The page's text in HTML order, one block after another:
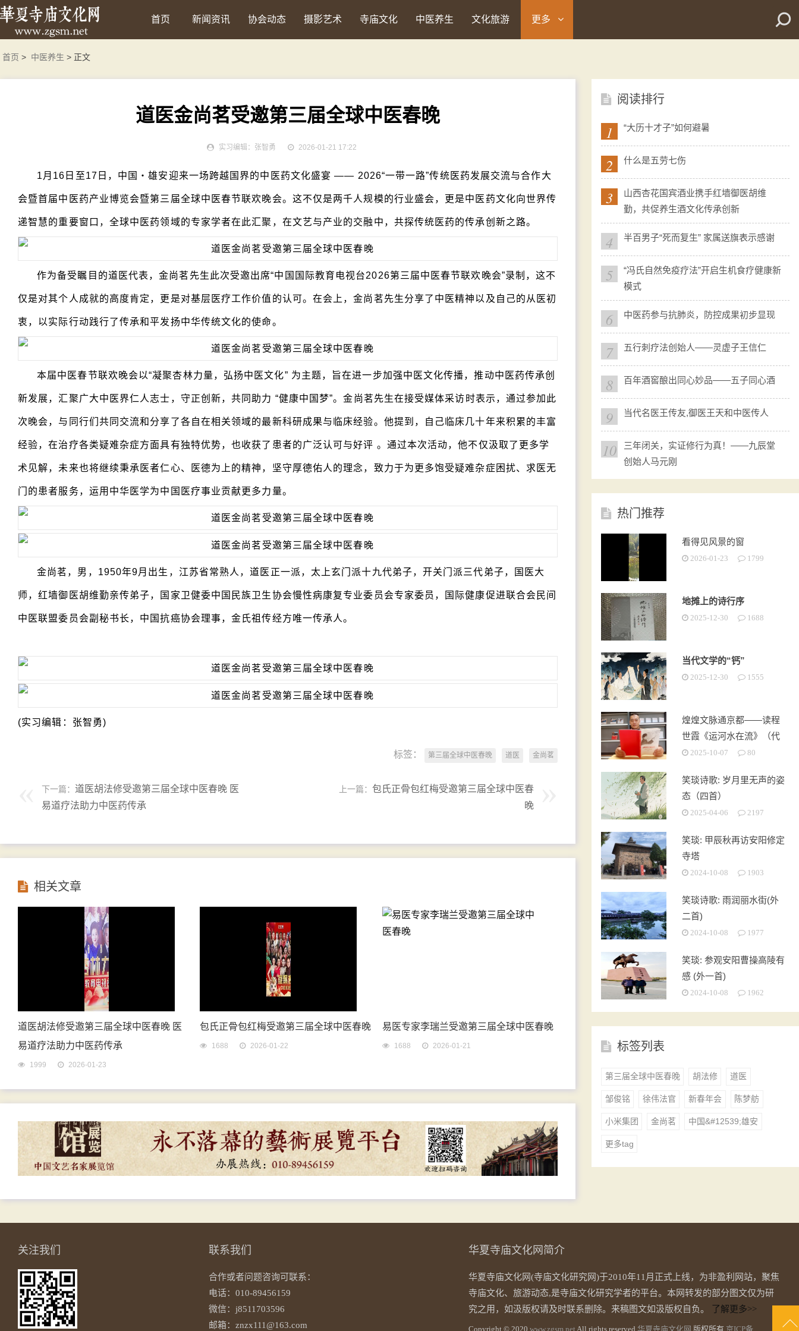
首页 新闻资讯 协会动态 摄影艺术 寺庙文化 中医养生 文化旅游 更多
首页 > 中医养生 > 正文
道医金尚茗受邀第三届全球中医春晚
实习编辑：张智勇 2026-01-21 17:22
1月16日至17日，中国・雄安迎来一场跨越国界的中医药文化盛宴 —— 2026“一带一路”传统医药发展交流与合作大
会暨首届中医药产业博览会暨第三届全球中医春节联欢晚会。这不仅是两千人规模的行业盛会，更是中医药文化向世界传
递智慧的重要窗口，全球中医药领域的专家学者在此汇聚，在文艺与产业的交融中，共探传统医药的传承创新之路。
作为备受瞩目的道医代表，金尚茗先生此次受邀出席“中国国际教育电视台2026第三届中医春节联欢晚会”录制，这不
仅是对其个人成就的高度肯定，更是对基层医疗工作价值的认可。在会上，金尚茗先生分享了中医精神以及自己的从医初
衷，以实际行动践行了传承和平发扬中华传统文化的使命。
本届中医春节联欢晚会以“凝聚杏林力量，弘扬中医文化” 为主题，旨在进一步加强中医文化传播，推动中医药传承创
新发展，汇聚广大中医界仁人志士，守正创新，共同助力 “健康中国梦”。金尚茗先生在接受媒体采访时表示，通过参加此
次晚会，与同行们共同交流和分享了各自在相关领域的最新科研成果与临床经验。他提到，自己临床几十年来积累的丰富
经验，在治疗各类疑难杂症方面具有独特优势，也收获了患者的广泛认可与好评 。通过本次活动，他不仅汲取了更多学
术见解，未来也将继续秉承医者仁心、医德为上的精神，坚守厚德佑人的理念，致力于为更多饱受疑难杂症困扰、求医无
门的患者服务，运用中华医学为中国医疗事业贡献更多力量。
金尚茗，男，1950年9月出生，江苏省常熟人，道医正一派，太上玄门派十九代弟子，开关门派三代弟子，国医大
师，红墙御医胡维勤亲传弟子，国家卫健委中国民族卫生协会慢性病康复专业委员会专家委员，国际健康促进联合会民间
中医联盟委员会副秘书长，中国抗癌协会理事，金氏祖传经方唯一传承人。
(实习编辑：张智勇)
标签： 第三届全球中医春晚 道医 金尚茗
下一篇： 道医胡法修受邀第三届全球中医春晚 医
易道疗法助力中医药传承
上一篇： 包氏正骨包红梅受邀第三届全球中医春
晚
相关文章
道医胡法修受邀第三届全球中医春晚 医
易道疗法助力中医药传承
1999 2026-01-23
包氏正骨包红梅受邀第三届全球中医春晚
1688 2026-01-22
易医专家李瑞兰受邀第三届全球中医春晚
1688 2026-01-21
阅读排行
1 “大历十才子”如何避暑
2 什么是五劳七伤
3
山西杏花国宾酒业携手红墙御医胡维
勤，共促养生酒文化传承创新
4 半百男子“死而复生” 家属送旗表示感谢
5
“冯氏自然免疫疗法”开启生机食疗健康新
模式
6 中医药参与抗肺炎，防控成果初步显现
7 五行刺疗法创始人——灵虚子王信仁
8 百年酒窖酿出同心妙品——五子同心酒
9 当代名医王传友,御医王天和中医传人
10
三年闭关，实证修行为真！——九辰堂
创始人马元刚
热门推荐
看得见风景的窗
2026-01-23 1799
地摊上的诗行序
2025-12-30 1688
当代文学的“钙”
2025-12-30 1555
煌煌文脉通京都——读程
世霞《运河水在流》（代
序）2025-10-07 80
笑琰诗歌: 岁月里无声的姿
态（四首）
2025-04-06 2197
笑琰: 甲辰秋再访安阳修定
寺塔
2024-10-08 1903
笑琰诗歌: 雨润丽水街(外
二首)
2024-10-08 1977
笑琰: 参观安阳曹操高陵有
感 (外一首)
2024-10-08 1962
标签列表
第三届全球中医春晚 胡法修 道医
邹俊铭 徐伟法官 新春年会 陈梦舫
小米集团 金尚茗 中国&#12539;雄安
更多tag
关注我们 联系我们
合作或者问题咨询可联系：
电话：010-89456159
微信：j8511703596
邮箱：znzx111@163.com
华夏寺庙文化网简介
华夏寺庙文化网(寺庙文化研究网)于2010年11月正式上线，为非盈利网站，聚焦
寺庙文化、旅游动态,是寺庙文化研究学者的平台。本网转发的部分图文仅为研
究之用，如汲版权请及时联系删除。来稿图文如汲版权自负。
了解更多>>
Copyright © 2020 www.zgsm.net All rights reserved. 华夏寺庙文化网 版权所有 京ICP备